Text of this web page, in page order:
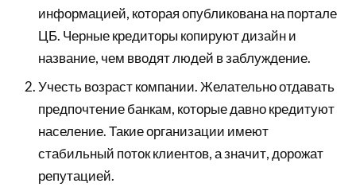
информацией, которая опубликована на портале
ЦБ. Черные кредиторы копируют дизайн и
название, чем вводят людей в заблуждение.
Учесть возраст компании. Желательно отдавать
предпочтение банкам, которые давно кредитуют
население. Такие организации имеют
стабильный поток клиентов, а значит, дорожат
репутацией.